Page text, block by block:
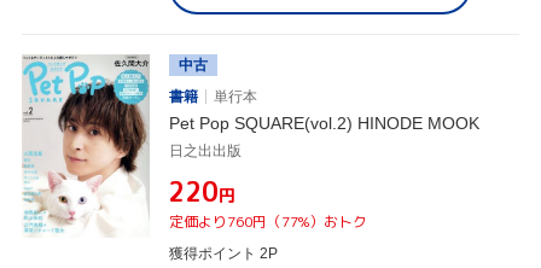
中古
書籍
単行本
Pet Pop SQUARE(vol.2) HINODE MOOK
日之出出版
¥220円
定価より760円（77%）おトク
獲得ポイント 2P